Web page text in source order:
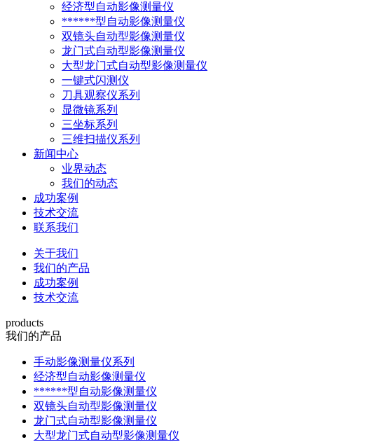
经济型自动影像测量仪
******型自动影像测量仪
双镜头自动型影像测量仪
龙门式自动型影像测量仪
大型龙门式自动型影像测量仪
一键式闪测仪
刀具观察仪系列
显微镜系列
三坐标系列
三维扫描仪系列
新闻中心
业界动态
我们的动态
成功案例
技术交流
联系我们
关于我们
我们的产品
成功案例
技术交流
products
我们的产品
手动影像测量仪系列
经济型自动影像测量仪
******型自动影像测量仪
双镜头自动型影像测量仪
龙门式自动型影像测量仪
大型龙门式自动型影像测量仪